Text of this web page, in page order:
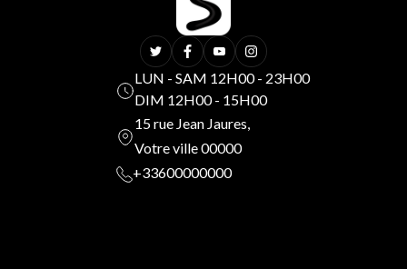
LUN - SAM 12H00 - 23H00
DIM 12H00 - 15H00
15 rue Jean Jaures,
Votre ville 00000
+33600000000